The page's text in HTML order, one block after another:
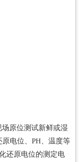
原位测试新鲜或湿
电位、PH、温度等
还原电位的测定电